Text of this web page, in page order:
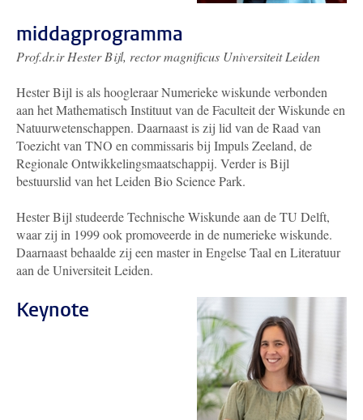
middagprogramma
Prof.dr.ir Hester Bijl, rector magnificus Universiteit Leiden
Hester Bijl is als hoogleraar Numerieke wiskunde verbonden
aan het Mathematisch Instituut van de Faculteit der Wiskunde en
Natuurwetenschappen. Daarnaast is zij lid van de Raad van
Toezicht van TNO en commissaris bij Impuls Zeeland, de
Regionale Ontwikkelingsmaatschappij. Verder is Bijl
bestuurslid van het Leiden Bio Science Park.
Hester Bijl studeerde Technische Wiskunde aan de TU Delft,
waar zij in 1999 ook promoveerde in de numerieke wiskunde.
Daarnaast behaalde zij een master in Engelse Taal en Literatuur
aan de Universiteit Leiden.
Keynote